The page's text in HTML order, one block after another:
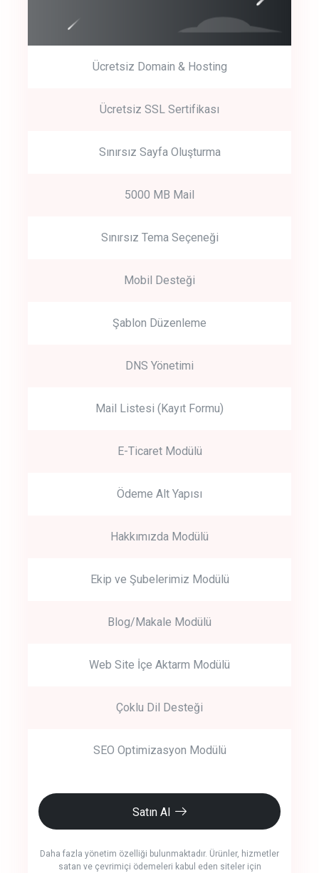
Get Started
Start by trying our service for 30 days free trial no credit card
Ücretsiz Domain & Hosting
Ücretsiz SSL Sertifikası
Sınırsız Sayfa Oluşturma
5000 MB Mail
Sınırsız Tema Seçeneği
Mobil Desteği
Şablon Düzenleme
DNS Yönetimi
Mail Listesi (Kayıt Formu)
E-Ticaret Modülü
Ödeme Alt Yapısı
Hakkımızda Modülü
Ekip ve Şubelerimiz Modülü
Blog/Makale Modülü
Web Site İçe Aktarm Modülü
Çoklu Dil Desteği
SEO Optimizasyon Modülü
Satın Al
Daha fazla yönetim özelliği bulunmaktadır. Ürünler, hizmetler
satan ve çevrimiçi ödemeleri kabul eden siteler için